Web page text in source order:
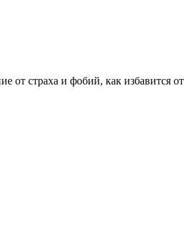
от страха и фобий, как избавится от